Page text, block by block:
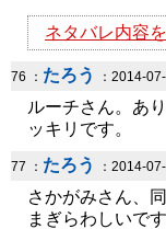
ネタバレ内容
76 ： たろう ：2014-
ルーチさん。あ
ッキリです。
77 ： たろう ：2014-
さかがみさん、
まぎらわしいです